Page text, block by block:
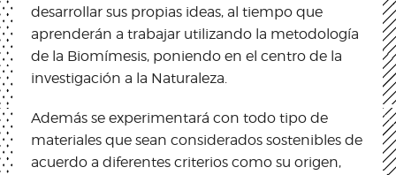
desarrollar sus propias ideas, al tiempo que
aprenderán a trabajar utilizando la metodología
de la Biomímesis, poniendo en el centro de la
investigación a la Naturaleza.
Además se experimentará con todo tipo de
materiales que sean considerados sostenibles de
acuerdo a diferentes criterios como su origen,